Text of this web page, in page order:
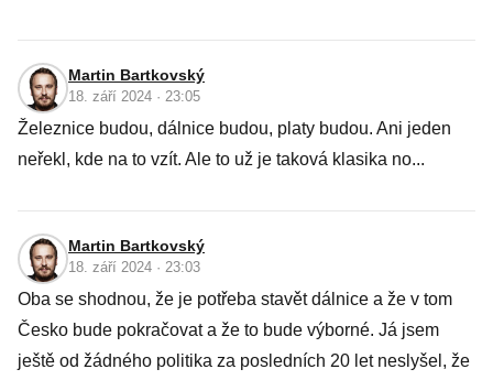
Martin Bartkovský
18. září 2024 · 23:05
Železnice budou, dálnice budou, platy budou. Ani jeden
neřekl, kde na to vzít. Ale to už je taková klasika no...
Martin Bartkovský
18. září 2024 · 23:03
Oba se shodnou, že je potřeba stavět dálnice a že v tom
Česko bude pokračovat a že to bude výborné. Já jsem
ještě od žádného politika za posledních 20 let neslyšel, že